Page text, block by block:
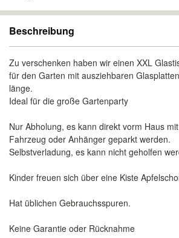
Beschreibung
Zu verschenken haben wir einen XXL
für den Garten mit ausziehbaren
länge.
Ideal für die große Gartenparty
Nur Abholung, es kann direkt vorm Haus
Fahrzeug oder Anhänger geparkt werden.
Selbstverladung, es kann nicht geholfen
Kinder freuen sich über eine Kiste
Hat üblichen Gebrauchsspuren.
Keine Garantie oder Rücknahme